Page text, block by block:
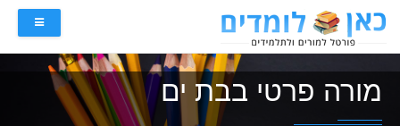
מורה פרטי בבת ים